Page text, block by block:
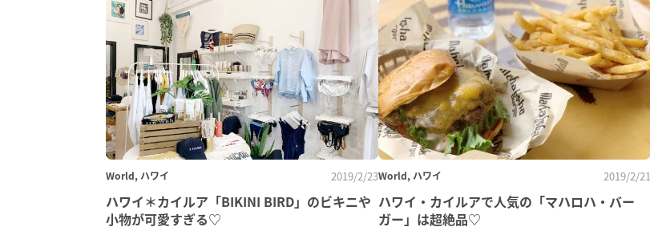
World, ハワイ 2019/2/23
ハワイ＊カイルア「BIKINI BIRD」のビキニや
小物が可愛すぎる♡
World, ハワイ 2019/2/21
ハワイ・カイルアで人気の「マハロハ・バー
ガー」は超絶品♡